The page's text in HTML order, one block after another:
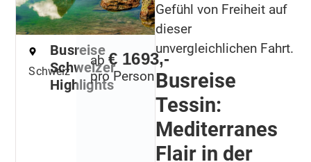
Schweiz
Busreise
Schweizer
Highlights
ab € 1693,-
pro Person
Gefühl von Freiheit auf
dieser
unvergleichlichen Fahrt.
Busreise
Tessin:
Mediterranes
Flair in der